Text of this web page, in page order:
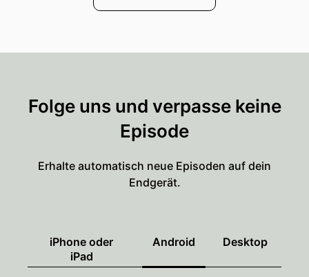
Folge uns und verpasse keine
Episode
Erhalte automatisch neue Episoden auf dein
Endgerät.
iPhone oder
iPad
Android Desktop